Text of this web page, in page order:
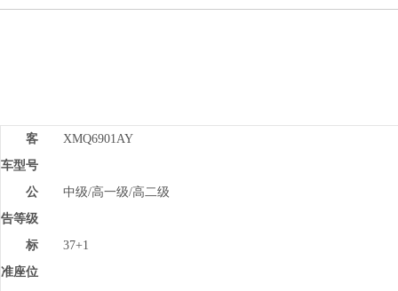
客
车型号
XMQ6901AY
公
告等级
中级/高一级/高二级
标
准座位
37+1